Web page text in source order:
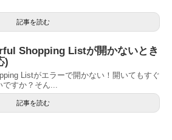
記事を読む
Shopping Listが開かないとき
)
Listがエラーで開かない！開いてもすぐ
すか？そん...
記事を読む